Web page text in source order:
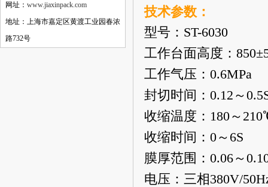
网址： www.jiaxinpack.com
地址：上海市嘉定区黄渡工业园春浓
路732号
技术参数：
型号：ST-6030
工作台面高度：
工作气压：0.6MPa
封切时间：0.12～
收缩温度：180～
收缩时间：0～6S
膜厚范围：0.06～
电压：三相380V/